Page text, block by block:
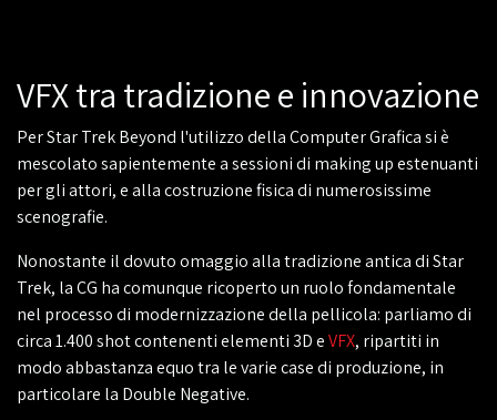
VFX tra tradizione e innovazione
Per Star Trek Beyond l'utilizzo della Computer Grafica si è
mescolato sapientemente a sessioni di making up estenuanti
per gli attori, e alla costruzione fisica di numerosissime
scenografie.
Nonostante il dovuto omaggio alla tradizione antica di Star
Trek, la CG ha comunque ricoperto un ruolo fondamentale
nel processo di modernizzazione della pellicola: parliamo di
circa 1.400 shot contenenti elementi 3D eVFX, ripartiti in
modo abbastanza equo tra le varie case di produzione, in
particolare la Double Negative.